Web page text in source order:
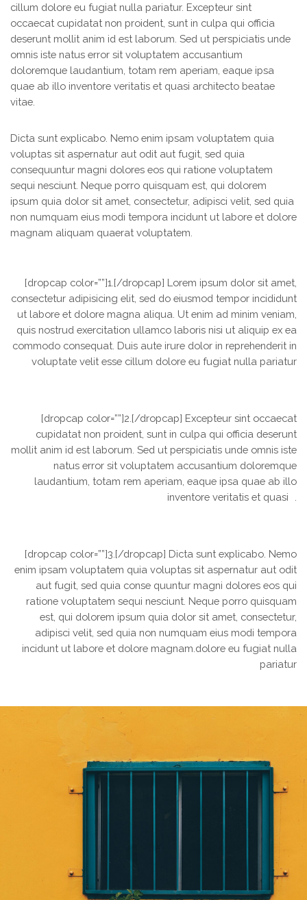
cillum dolore eu fugiat nulla pariatur. Excepteur sint
occaecat cupidatat non proident, sunt in culpa qui officia
deserunt mollit anim id est laborum. Sed ut perspiciatis unde
omnis iste natus error sit voluptatem accusantium
doloremque laudantium, totam rem aperiam, eaque ipsa
quae ab illo inventore veritatis et quasi architecto beatae
vitae.
Dicta sunt explicabo. Nemo enim ipsam voluptatem quia
voluptas sit aspernatur aut odit aut fugit, sed quia
consequuntur magni dolores eos qui ratione voluptatem
sequi nesciunt. Neque porro quisquam est, qui dolorem
ipsum quia dolor sit amet, consectetur, adipisci velit, sed quia
non numquam eius modi tempora incidunt ut labore et dolore
magnam aliquam quaerat voluptatem.
[dropcap color=””]1.[/dropcap] Lorem ipsum dolor sit amet,
consectetur adipisicing elit, sed do eiusmod tempor incididunt
ut labore et dolore magna aliqua. Ut enim ad minim veniam,
quis nostrud exercitation ullamco laboris nisi ut aliquip ex ea
commodo consequat. Duis aute irure dolor in reprehenderit in
voluptate velit esse cillum dolore eu fugiat nulla pariatur
[dropcap color=””]2.[/dropcap] Excepteur sint occaecat
cupidatat non proident, sunt in culpa qui officia deserunt
mollit anim id est laborum. Sed ut perspiciatis unde omnis iste
natus error sit voluptatem accusantium doloremque
laudantium, totam rem aperiam, eaque ipsa quae ab illo
inventore veritatis et quasi .
[dropcap color=””]3.[/dropcap] Dicta sunt explicabo. Nemo
enim ipsam voluptatem quia voluptas sit aspernatur aut odit
aut fugit, sed quia conse quuntur magni dolores eos qui
ratione voluptatem sequi nesciunt. Neque porro quisquam
est, qui dolorem ipsum quia dolor sit amet, consectetur,
adipisci velit, sed quia non numquam eius modi tempora
incidunt ut labore et dolore magnam.dolore eu fugiat nulla
pariatur